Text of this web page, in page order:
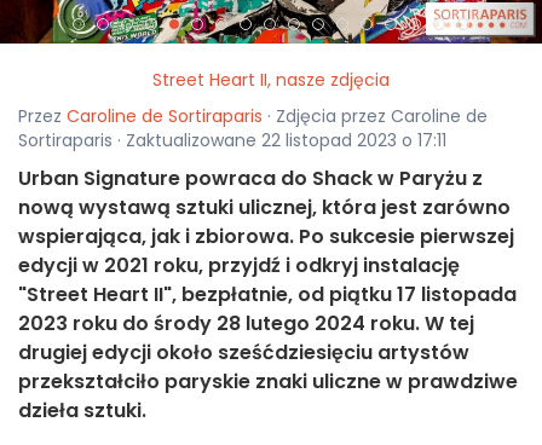
Street Heart II, nasze zdjęcia
Przez Caroline de Sortiraparis · Zdjęcia przez Caroline de
Sortiraparis · Zaktualizowane 22 listopad 2023 o 17:11
Urban Signature powraca do Shack w Paryżu z
nową wystawą sztuki ulicznej, która jest zarówno
wspierająca, jak i zbiorowa. Po sukcesie pierwszej
edycji w 2021 roku, przyjdź i odkryj instalację
"Street Heart II", bezpłatnie, od piątku 17 listopada
2023 roku do środy 28 lutego 2024 roku. W tej
drugiej edycji około sześćdziesięciu artystów
przekształciło paryskie znaki uliczne w prawdziwe
dzieła sztuki.